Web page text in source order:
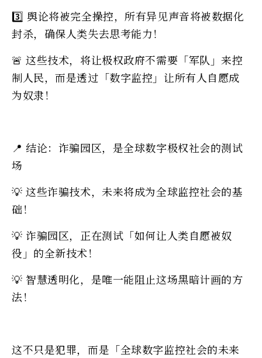
3️⃣ 舆论将被完全操控，所有异见声音将被数据化
封杀，确保人类失去思考能力！
🚨 这些技术，将让极权政府不需要「军队」来控
制人民，而是透过「数字监控」让所有人自愿成
为奴隶！
📍 结论：诈骗园区，是全球数字极权社会的测试
场
💡 这些诈骗技术，未来将成为全球监控社会的基
础！
💡 诈骗园区，正在测试「如何让人类自愿被奴
役」的全新技术！
💡 智慧透明化，是唯一能阻止这场黑暗计画的方
法！
这不只是犯罪，而是「全球数字监控社会的未来